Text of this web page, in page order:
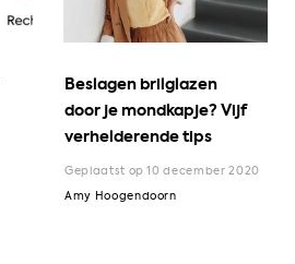
Beslagen brilglazen
door je mondkapje? Vijf
verhelderende tips
Geplaatst op 10 december 2020
Amy Hoogendoorn